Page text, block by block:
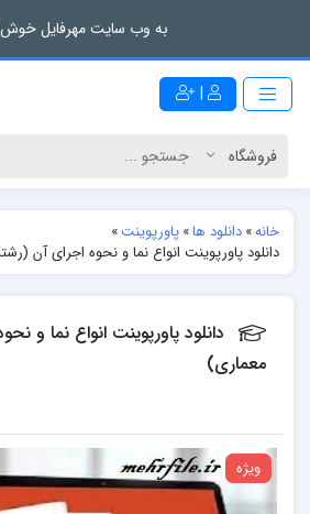
به وب سایت مهرفایل خوش
|
خانه»دانلود ها»پاورپوینت»
دانلود پاورپوینت انواع نما و نحوه اجرای آن
دانلود پاورپوینت انواع نما و
معماری)
ویژه